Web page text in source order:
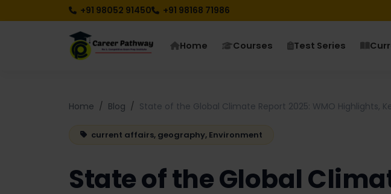
+91 98052 91450 +91 98168 71986
Home Courses Test Series
Home Blog State of the Global Climate Report 2025: WMO Highlights,
current affairs, geography, Environment
State of the Global